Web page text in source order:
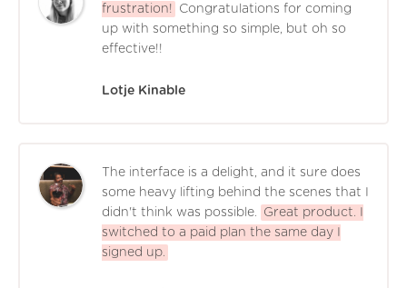
frustration!
Congratulations for coming
up with something so simple, but oh so
effective!!
Lotje Kinable
The interface is a delight, and it sure does
some heavy lifting behind the scenes that I
didn't think was possible.
Great product. I
switched to a paid plan the same day I
signed up.